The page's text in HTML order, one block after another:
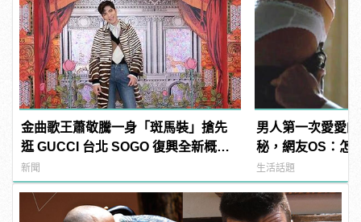
金曲歌王蕭敬騰一身「斑馬裝」搶先
逛 GUCCI 台北 SOGO 復興全新概念
店
新聞
男人第一次愛愛
秘，網友OS：怎
多！？
生活話題